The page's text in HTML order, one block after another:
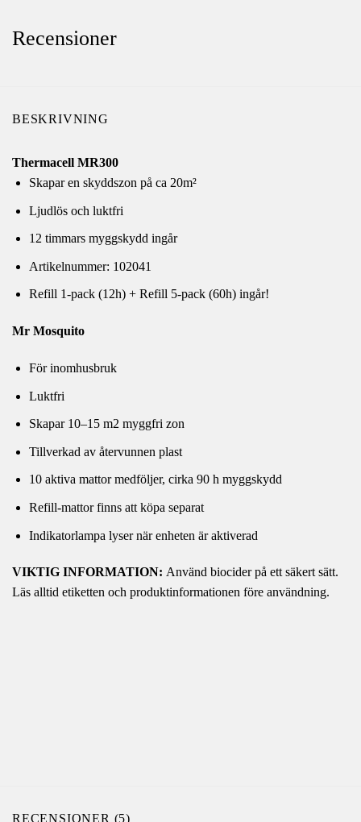
Recensioner
BESKRIVNING
Thermacell MR300
Skapar en skyddszon på ca 20m²
Ljudlös och luktfri
12 timmars myggskydd ingår
Artikelnummer: 102041
Refill 1-pack (12h) + Refill 5-pack (60h) ingår!
Mr Mosquito
För inomhusbruk
Luktfri
Skapar 10–15 m2 myggfri zon
Tillverkad av återvunnen plast
10 aktiva mattor medföljer, cirka 90 h myggskydd
Refill-mattor finns att köpa separat
Indikatorlampa lyser när enheten är aktiverad
VIKTIG INFORMATION: Använd biocider på ett säkert sätt.
Läs alltid etiketten och produktinformationen före användning.
RECENSIONER (5)